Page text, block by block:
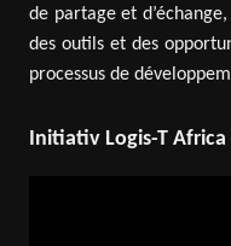
de partage et
des outils et des
processus de
Initiativ Logis-T Africa